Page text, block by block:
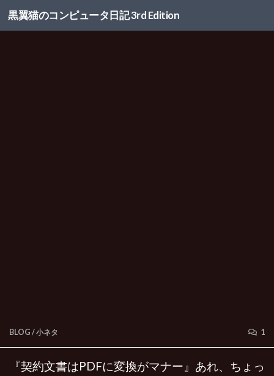
コンテンツへスキップ
黒翼猫のコンピュータ日記 3rd Edition
BLOG /小ネタ 1
『契約文書はPDFに変換がマナー』あれ、ちょっ